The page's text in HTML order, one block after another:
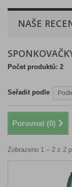
NAŠE
Počet produktů: 2
Seřadit podle
Porovnat (0)
Zobrazeno 1 – 2 z 2